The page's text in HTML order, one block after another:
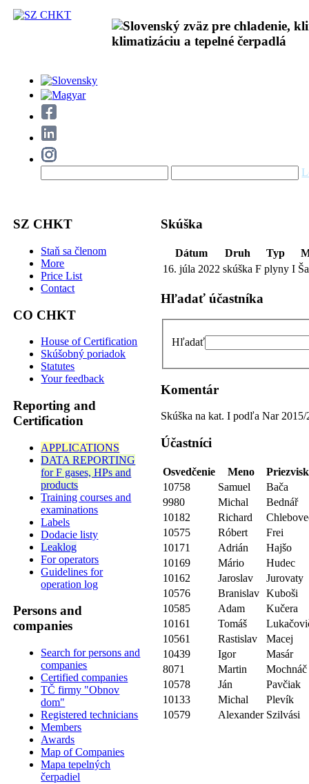
SZ CHKT
Staň sa členom
More
Price List
Contact
CO CHKT
House of Certification
Skúšobný poriadok
Statutes
Your feedback
Reporting and
Certification
APPLICATIONS
DATA REPORTING
for F gases, HPs and
products
Training courses and
examinations
Labels
Dodacie listy
Leaklog
For operators
Guidelines for
operation log
Persons and
companies
Search for persons and
companies
Certified companies
TČ firmy "Obnov
dom"
Registered technicians
Members
Awards
Map of Companies
Mapa tepelných
čerpadiel
Skúška
Dátum Druh Typ
16. júla 2022 skúška F plyny I
Hľadať účastníka
Hľadať
Komentár
Skúška na kat. I podľa Nar
Účastníci
Osvedčenie Meno
10758
Samuel
Bača
9980
Michal
Bednář
10182
Richard
10575
Róbert
Frei
10171
Adrián
Hajšo
10169
Mário
Hudec
10162
Jaroslav
Jurovaty
10576
Branislav Kuboši
10585
Adam
Kučera
10161
Tomáš
10561
Rastislav
Macej
10439
Igor
Masár
8071
Martin
Mochnáč
10578
Ján
Pavčiak
10133
Michal
Plevík
10579
Alexander Szilvási